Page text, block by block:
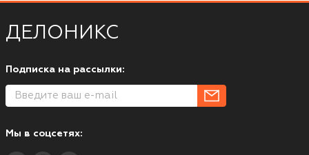
ДЕЛОНИКС
Подписка на рассылки:
Мы в соцсетях: